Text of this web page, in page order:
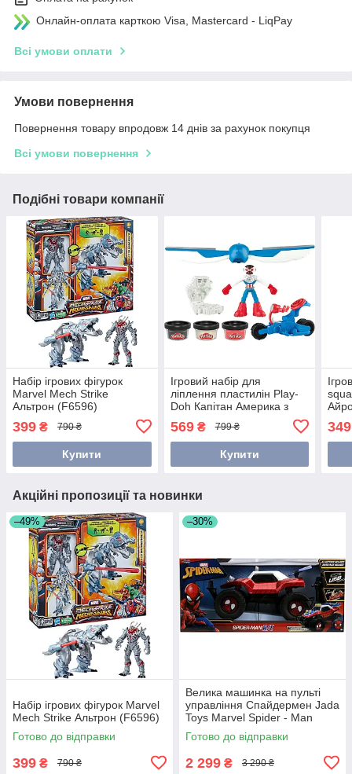
Онлайн-оплата карткою Visa, Mastercard - LiqPay
Всі умови оплати
Умови повернення
Повернення товару впродовж 14 днів за рахунок покупця
Всі умови повернення
Подібні товари компанії
Набір ігрових фігурок
Marvel Mech Strike
Альтрон (F6596)
399 ₴ 790 ₴
Купити
Ігровий набір для
ліплення пластилін Play-
Doh Капітан Америка з
569₴ 799 ₴
Купити
349
Акційні пропозиції та новинки
–49%
Набір ігрових фігурок Marvel
Mech Strike Альтрон (F6596)
Готово до відправки
399 ₴ 790 ₴
–30%
Велика машинка на пульті
управління Спайдермен Jada
Toys Marvel Spider - Man
Buggy RC 1:14 30997
Готово до відправки
2 299 ₴ 3 290 ₴